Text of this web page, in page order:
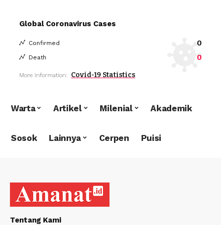
Global Coronavirus Cases
Confirmed 0
Death 0
More Information: Covid-19 Statistics
Warta Artikel Milenial Akademik
Sosok Lainnya Cerpen Puisi
Tentang Kami